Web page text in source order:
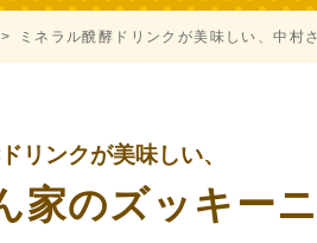
ミネラル醗酵ドリンクが美味しい、中村
リンクが美味しい、
家のズッキー